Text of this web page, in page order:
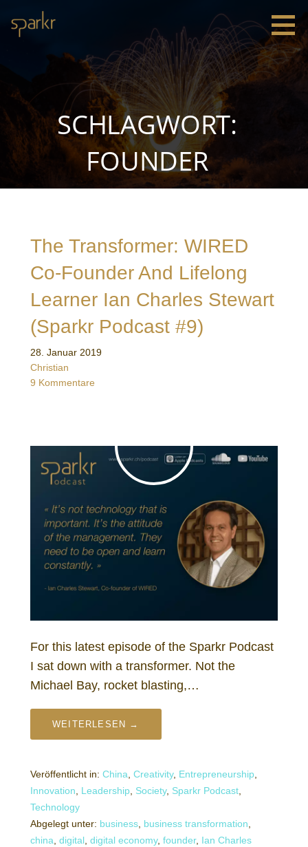
Inhalt
springen
Leadership
SCHLAGWORT:
FOUNDER
The Transformer: WIRED
Co-Founder And Lifelong
Learner Ian Charles Stewart
(Sparkr Podcast #9)
28. Januar 2019
Christian
9 Kommentare
For this latest episode of the Sparkr Podcast
I sat down with a transformer. Not the
Michael Bay, rocket blasting,…
WEITERLESEN →
Veröffentlicht in: China Creativity, Entrepreneurship
Innovation
Leadership Society, Sparkr Podcast
Technology
Abgelegt unter: business business transformation
china digital digital economy, founder, Ian Charles